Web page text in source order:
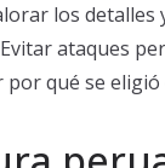
los detalles
Evitar ataques
por qué se